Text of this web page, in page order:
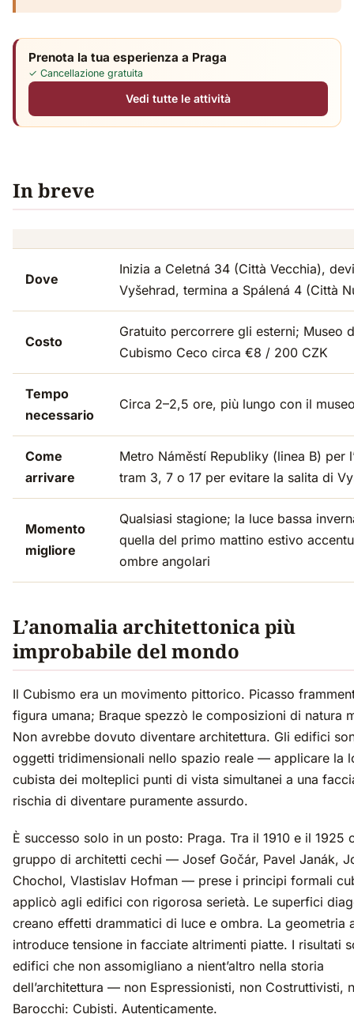
Prenota la tua esperienza a Praga
✓ Cancellazione gratuita
Vedi tutte le attività
In breve
Dove
Inizia a Celetná 34 (Città Vecchia),
Vyšehrad, termina a Spálená 4 (Città
Costo
Gratuito percorrere gli esterni; Museo
Cubismo Ceco circa €8 / 200 CZK
Tempo
necessario
Circa 2–2,5 ore, più lungo con il
Come
arrivare
Metro Náměstí Republiky (linea B) per
tram 3, 7 o 17 per evitare la salita di
Momento
migliore
Qualsiasi stagione; la luce bassa
quella del primo mattino estivo
ombre angolari
L’anomalia architettonica più
improbabile del mondo
Il Cubismo era un movimento pittorico. Picasso
figura umana; Braque spezzò le composizioni di natura
Non avrebbe dovuto diventare architettura. Gli edifici
oggetti tridimensionali nello spazio reale — applicare la
cubista dei molteplici punti di vista simultanei a una
rischia di diventare puramente assurdo.
È successo solo in un posto: Praga. Tra il 1910 e il 1925
gruppo di architetti cechi — Josef Gočár, Pavel Janák,
Chochol, Vlastislav Hofman — prese i principi formali
applicò agli edifici con rigorosa serietà. Le superfici
creano effetti drammatici di luce e ombra. La geometria
introduce tensione in facciate altrimenti piatte. I risultati
edifici che non assomigliano a nient’altro nella storia
dell’architettura — non Espressionisti, non Costruttivisti,
Barocchi: Cubisti. Autenticamente.